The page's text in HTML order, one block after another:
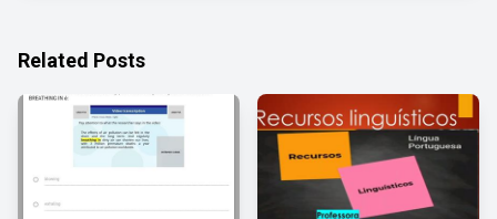
Related Posts